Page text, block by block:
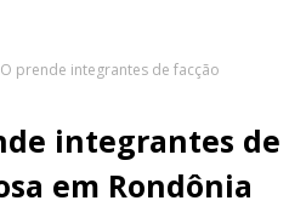
prende integrantes de facção
integrantes de
em Rondônia